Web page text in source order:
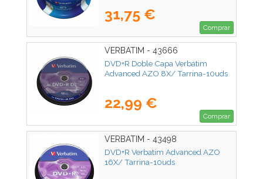
31,75 €
Comprar
VERBATIM - 43666
DVD+R Doble Capa Verbatim
Advanced AZO 8X/ Tarrina-10uds
22,99 €
Comprar
VERBATIM - 43498
DVD+R Verbatim Advanced AZO
16X/ Tarrina-10uds